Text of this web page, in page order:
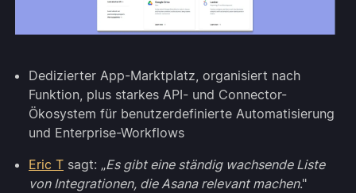
Dedizierter App-Marktplatz, organisiert nach
Funktion, plus starkes API- und Connector-
Ökosystem für benutzerdefinierte Automatisierung
und Enterprise-Workflows
Eric T sagt: „Es gibt eine ständig wachsende Liste
von Integrationen, die Asana relevant machen."